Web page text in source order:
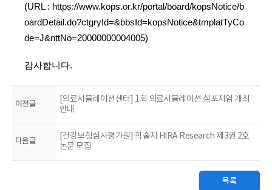
(URL : https://www.kops.or.kr/portal/board/kopsNotice/b
oardDetail.do?ctgryId=&bbsId=kopsNotice&tmplatTyCo
de=J&nttNo=20000000004005)
감사합니다.
이전글
[의료시뮬레이션센터] 1회 의료시뮬레이션 심포지엄 개최
안내
다음글
[건강보험심사평가원] 학술지 HIRA Research 제3권 2호
논문 모집
목록